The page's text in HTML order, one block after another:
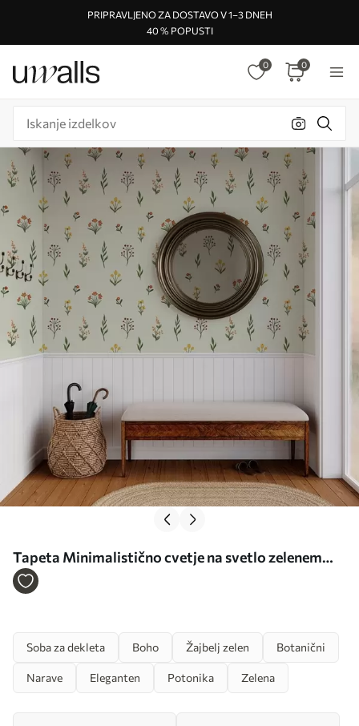
PRIPRAVLJENO ZA DOSTAVO V 1–3 DNEH
40 % POPUSTI
0 0
Tapeta Minimalistično cvetje na svetlo zelenem
ozadju Št. a00037
Soba za dekleta Boho Žajbelj zelen Botanični
Narave Eleganten Potonika Zelena